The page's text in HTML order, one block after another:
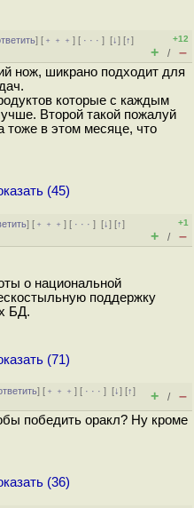
] [ ﹢﹢﹢] [ · · ·][↓] [↑]
+12
+ / –
нож, шикрано подходит для
которые с каждым
Второй такой пожалуй
тоже в этом месяце, что
(45)
] [ ﹢﹢﹢] [ · · ·][↓] [↑]
+1
+ / –
о национальной
поддержку
БД.
(71)
] [ ﹢﹢﹢] [ · · ·][↓] [↑]
+ / –
победить оракл? Ну кроме
(36)